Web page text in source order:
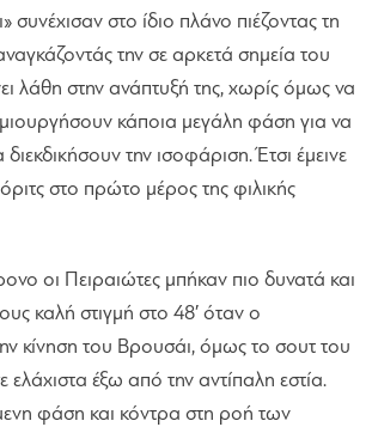
συνέχισαν στο ίδιο πλάνο πιέζοντας τη
την σε αρκετά σημεία του
λάθη στην ανάπτυξή της, χωρίς όμως να
κάποια μεγάλη φάση για να
την ισοφάριση. Έτσι έμεινε
στο πρώτο μέρος της φιλικής
οι Πειραιώτες μπήκαν πιο δυνατά και
καλή στιγμή στο 48′ όταν ο
κίνηση του Βρουσάι, όμως το σουτ του
ελάχιστα έξω από την αντίπαλη εστία.
φάση και κόντρα στη ροή των